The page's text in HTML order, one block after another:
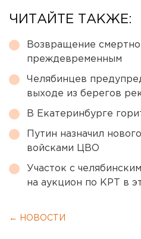
ЧИТАЙТЕ ТАКЖЕ:
Возвращение
преждевременным
Челябинцев
выходе из берегов
В Екатеринбурге
Путин назначил
войсками ЦВО
Участок с
на аукцион по КРТ в
← НОВОСТИ